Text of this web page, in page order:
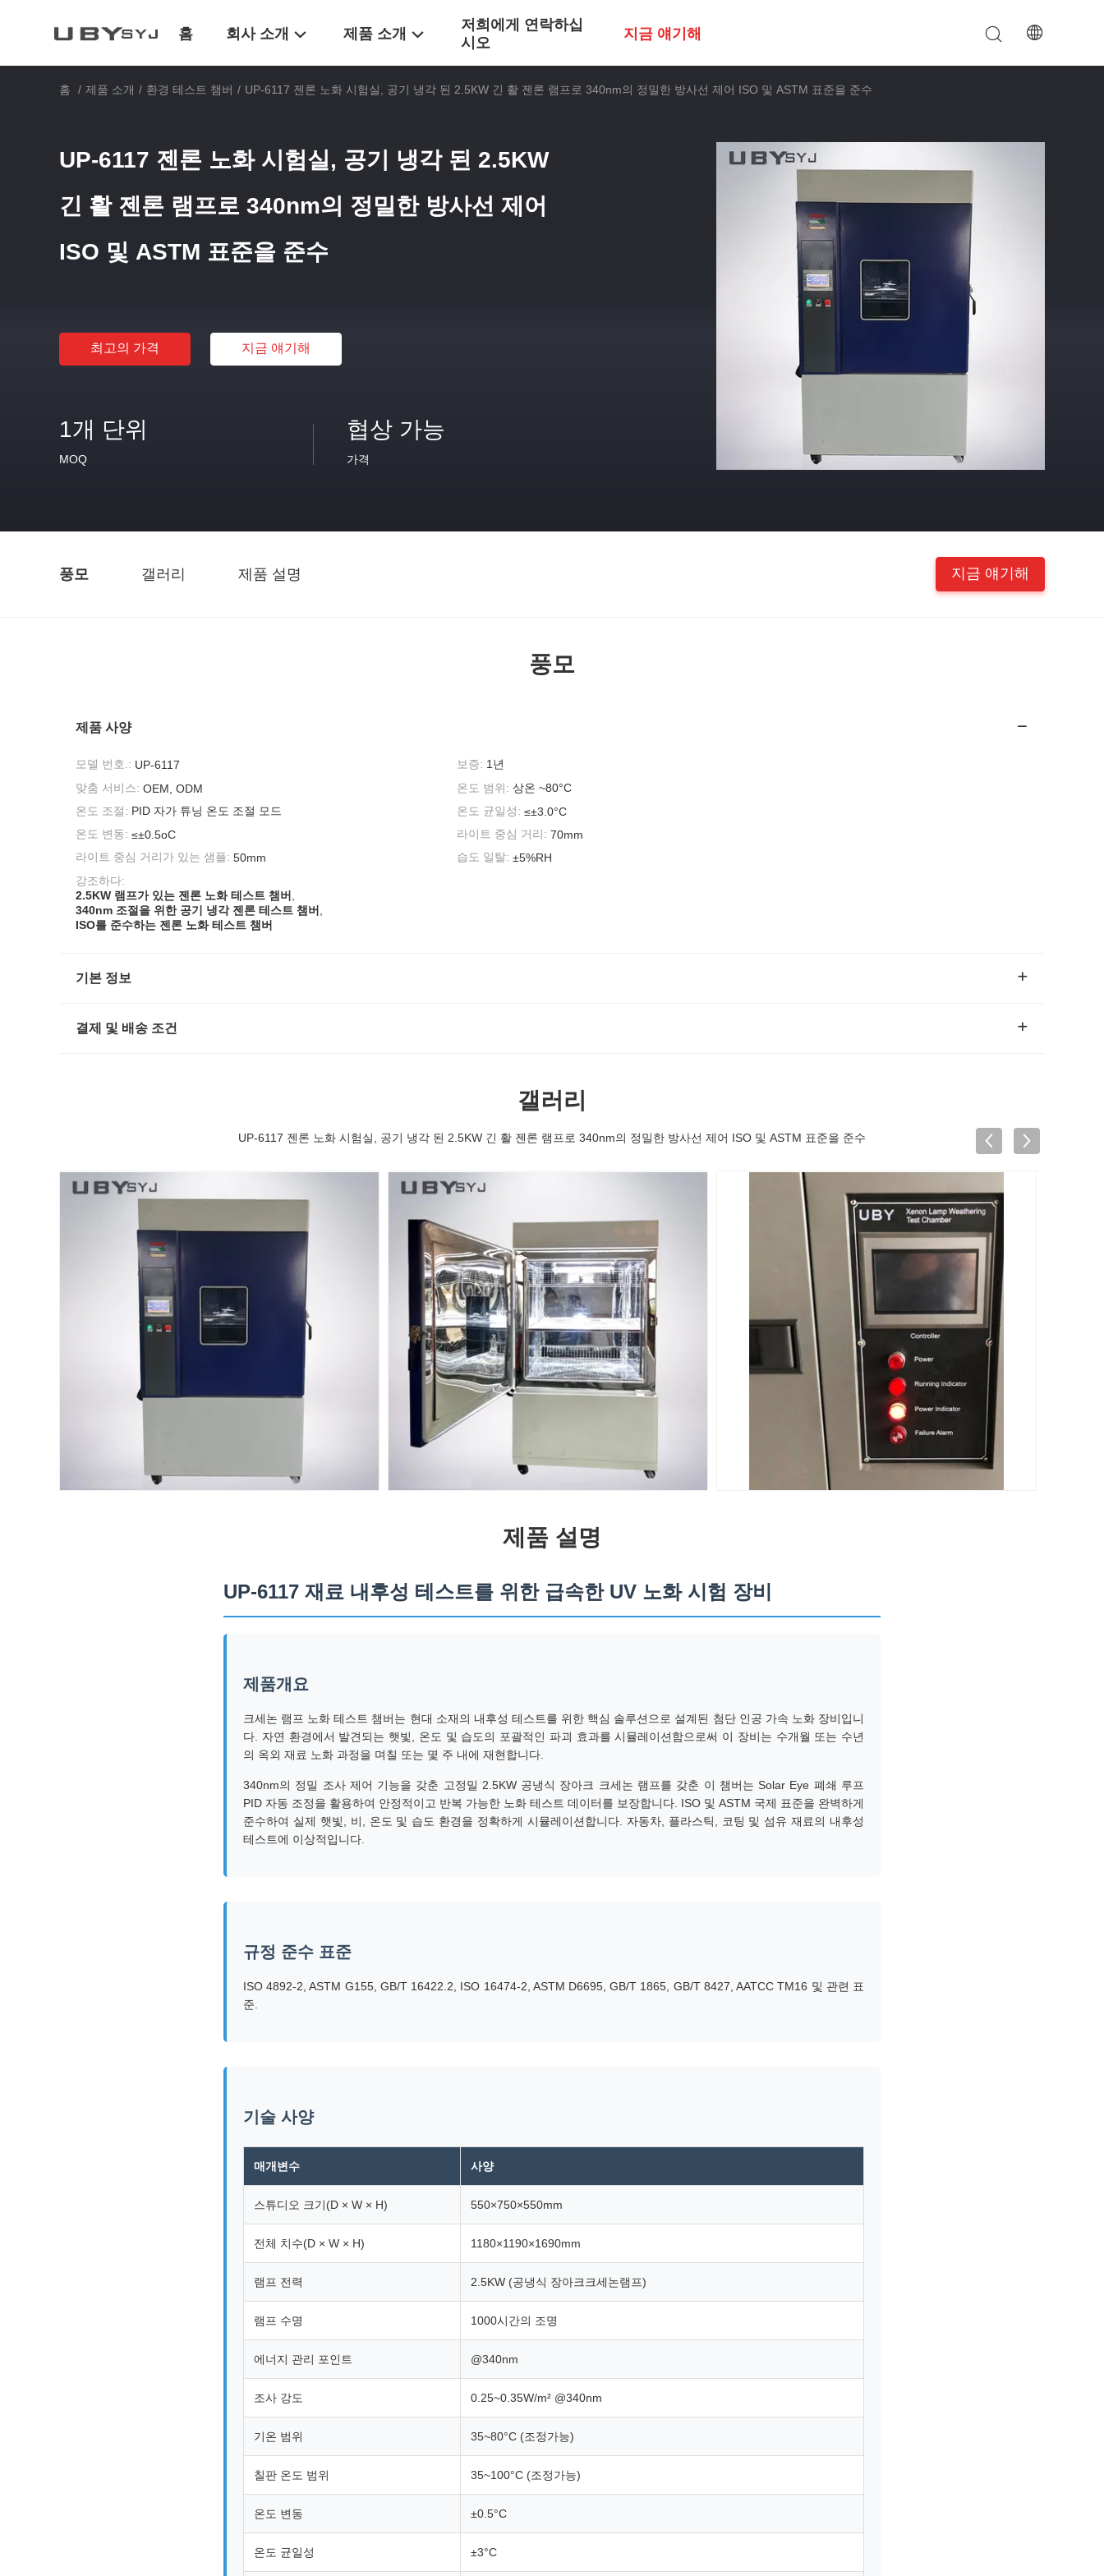
홈 회사 소개 제품 소개
저희에게 연락하십
시오
지금 얘기해
홈 / 제품 소개 / 환경 테스트 챔버 / UP-6117 젠론 노화 시험실, 공기 냉각 된 2.5KW 긴 활 젠론 램프로 340nm의 정밀한 방사선 제어 ISO 및 ASTM 표준을 준수
UP-6117 젠론 노화 시험실, 공기 냉각 된 2.5KW
긴 활 젠론 램프로 340nm의 정밀한 방사선 제어
ISO 및 ASTM 표준을 준수
최고의 가격 지금 얘기해
1개 단위
MOQ
협상 가능
가격
풍모 갤러리 제품 설명 지금 얘기해
풍모
제품 사양
모델 번호.: UP-6117 보증: 1년
맞춤 서비스: OEM, ODM 온도 범위: 상온 ~80°C
온도 조절: PID 자가 튜닝 온도 조절 모드 온도 균일성: ≤±3.0°C
온도 변동: ≤±0.5oC 라이트 중심 거리: 70mm
라이트 중심 거리가 있는 샘플: 50mm 습도 일탈: ±5%RH
강조하다:
2.5KW 램프가 있는 젠론 노화 테스트 챔버
340nm 조절을 위한 공기 냉각 젠론 테스트 챔버
ISO를 준수하는 젠론 노화 테스트 챔버
기본 정보
결제 및 배송 조건
갤러리
UP-6117 젠론 노화 시험실, 공기 냉각 된 2.5KW 긴 활 젠론 램프로 340nm의 정밀한 방사선 제어 ISO 및 ASTM 표준을 준수
제품 설명
UP-6117 재료 내후성 테스트를 위한 급속한 UV 노화 시험 장비
제품개요
크세논 램프 노화 테스트 챔버는 현대 소재의 내후성 테스트를 위한 핵심 솔루션으로 설계된 첨단 인공 가속 노화 장비입니
다. 자연 환경에서 발견되는 햇빛, 온도 및 습도의 포괄적인 파괴 효과를 시뮬레이션함으로써 이 장비는 수개월 또는 수년
의 옥외 재료 노화 과정을 며칠 또는 몇 주 내에 재현합니다.
340nm의 정밀 조사 제어 기능을 갖춘 고정밀 2.5KW 공냉식 장아크 크세논 램프를 갖춘 이 챔버는 Solar Eye 폐쇄 루프
PID 자동 조정을 활용하여 안정적이고 반복 가능한 노화 테스트 데이터를 보장합니다. ISO 및 ASTM 국제 표준을 완벽하게
준수하여 실제 햇빛, 비, 온도 및 습도 환경을 정확하게 시뮬레이션합니다. 자동차, 플라스틱, 코팅 및 섬유 재료의 내후성
테스트에 이상적입니다.
규정 준수 표준
ISO 4892-2, ASTM G155, GB/T 16422.2, ISO 16474-2, ASTM D6695, GB/T 1865, GB/T 8427, AATCC TM16 및 관련 표
준.
기술 사양
매개변수 사양
스튜디오 크기(D × W × H) 550×750×550mm
전체 치수(D × W × H) 1180×1190×1690mm
램프 전력 2.5KW (공냉식 장아크크세논램프)
램프 수명 1000시간의 조명
에너지 관리 포인트 @340nm
조사 강도 0.25~0.35W/m² @340nm
기온 범위 35~80°C (조정가능)
칠판 온도 범위 35~100°C (조정가능)
온도 변동 ±0.5°C
온도 균일성 ±3°C